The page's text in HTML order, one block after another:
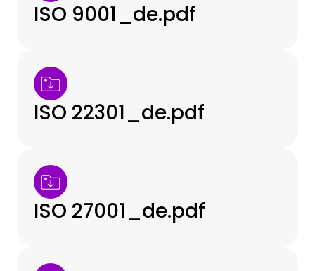
ISO 9001_de.pdf
ISO 22301_de.pdf
ISO 27001_de.pdf